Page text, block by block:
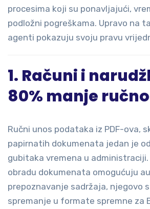
procesima koji su ponavljajući,
podložni pogreškama. Upravo na
agenti pokazuju svoju pravu
1. Računi i
80% manje
Ručni unos podataka iz PDF-ova,
papirnatih dokumenata jedan je
gubitaka vremena u administraciji.
obradu dokumenata omogućuju
prepoznavanje sadržaja, njegovo
spremanje u formate spremne za